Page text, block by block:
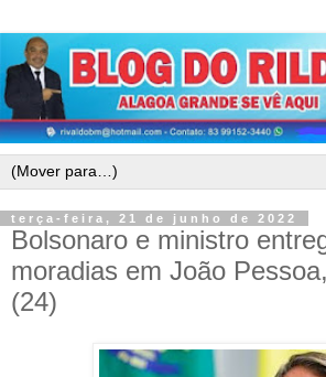
terça-feira, 21 de junho de 2022
Bolsonaro e ministro
moradias em João
(24)